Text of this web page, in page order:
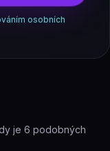
osobních
je 6 podobných